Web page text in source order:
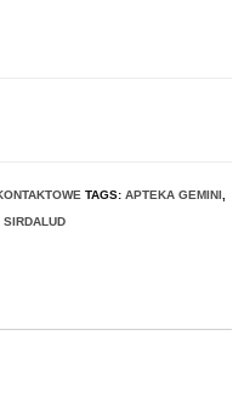
TAGS: APTEKA GEMINI
SIRDALUD